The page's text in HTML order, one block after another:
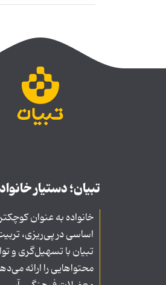
تبیان؛ دستیار
خانواده به عنوان
اساسی در پی‌ریزی،
تبیان با تسهیل‌گری و
محتواهایی را ارائه